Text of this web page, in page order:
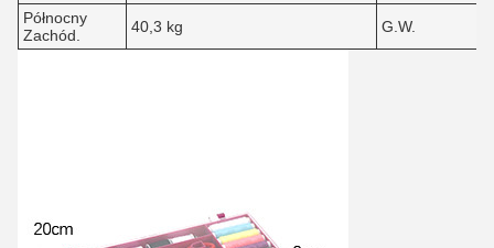
Północny
Zachód.
40,3 kg G.W.